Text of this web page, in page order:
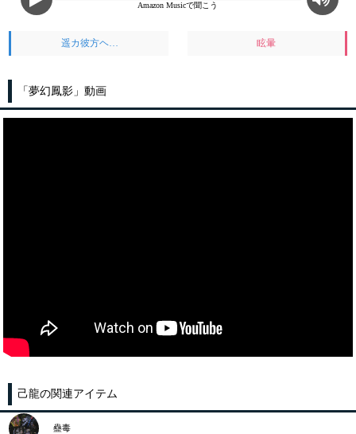
Amazon Musicで聞こう
遥カ彼方ヘ… 眩暈
「夢幻鳳影」動画
己龍の関連アイテム
蠱毒